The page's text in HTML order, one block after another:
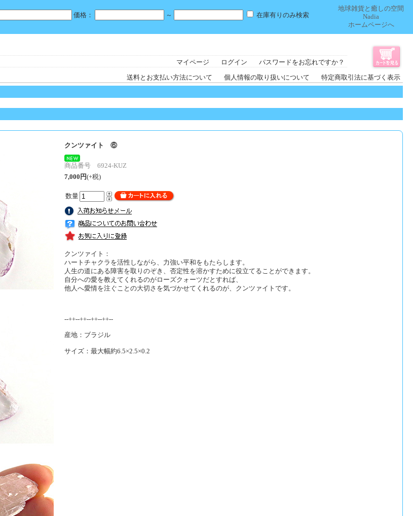
価格： ～ 在庫有りのみ検索
地球雑貨と癒しの空間
Nadia
ホームページへ
マイページ
ログイン パスワードをお忘れですか？
送料とお支払い方法について 個人情報の取り扱いについて 特定商取引法に基づく表示
クンツァイト ⑥
商品番号 6924-KUZ
7,000円(+税)
数量
クンツァイト：
ハートチャクラを活性しながら、力強い平和をもたらします。
人生の道にある障害を取りのぞき、否定性を溶かすために役立てることができます。
自分への愛を教えてくれるのがローズクォーツだとすれば、
他人へ愛情を注ぐことの大切さを気づかせてくれるのが、クンツァイトです。
--++--++--++--++--
産地：ブラジル
サイズ：最大幅約6.5×2.5×0.2